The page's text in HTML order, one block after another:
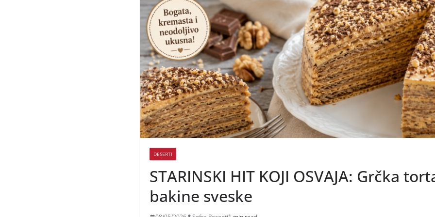
DESERTI
STARINSKI HIT KOJI OSVAJA: Grčka
bakine sveske